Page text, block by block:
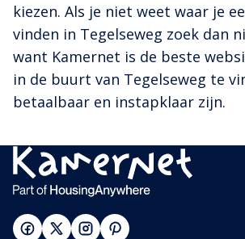
kiezen. Als je niet weet waar je
vinden in Tegelseweg zoek dan
want Kamernet is de beste
in de buurt van Tegelseweg te
betaalbaar en instapklaar zijn.